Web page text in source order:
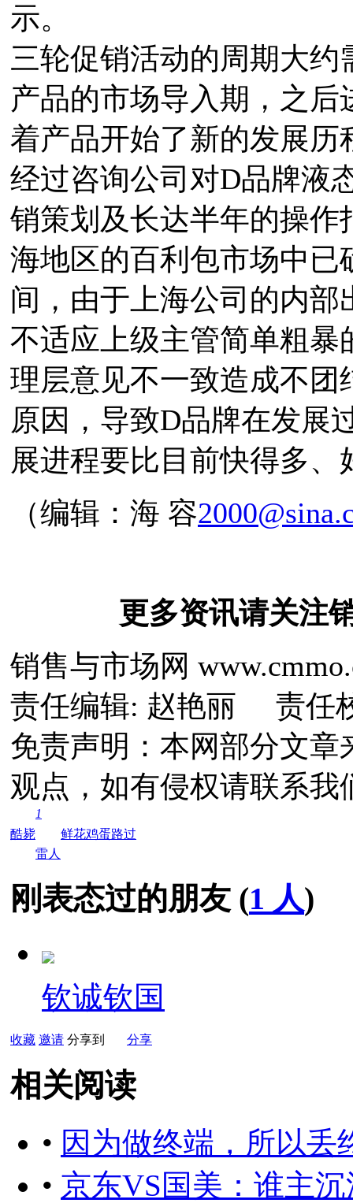
示。
三轮促销活动的周期大
产品的市场导入期，之
着产品开始了新的发展
经过咨询公司对D品牌液
销策划及长达半年的操
海地区的百利包市场中
间，由于上海公司的内
不适应上级主管简单粗
理层意见不一致造成不
原因，导致D品牌在发展
展进程要比目前快得多、
（编辑：海 容
更多资讯请关注
销售与市场网
责任编辑: 赵艳丽 责任
免责声明：本网部分文
观点，如有侵权请联系我
酷毙
1
雷人
鲜花鸡蛋路过
刚表态过的朋友 (1 人)
钦诚钦国
收藏 邀请 分享到 分享
相关阅读
• 因为做终端，所以丢
• 京东VS国美：谁主沉